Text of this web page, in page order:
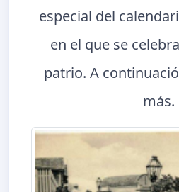
especial del
en el que se
patrio. A
más.